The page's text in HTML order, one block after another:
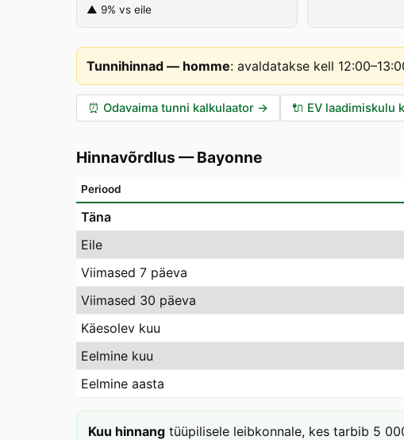
▲ 9% vs eile
Tunnihinnad — homme: avaldatakse kell
⏰ Odavaima tunni kalkulaator → 🔌 EV laadimiskulu
Hinnavõrdlus —Bayonne
Periood
Täna
Eile
Viimased 7 päeva
Viimased 30 päeva
Käesolev kuu
Eelmine kuu
Eelmine aasta
Kuu hinnang tüüpilisele leibkonnale, kes tarbib 5